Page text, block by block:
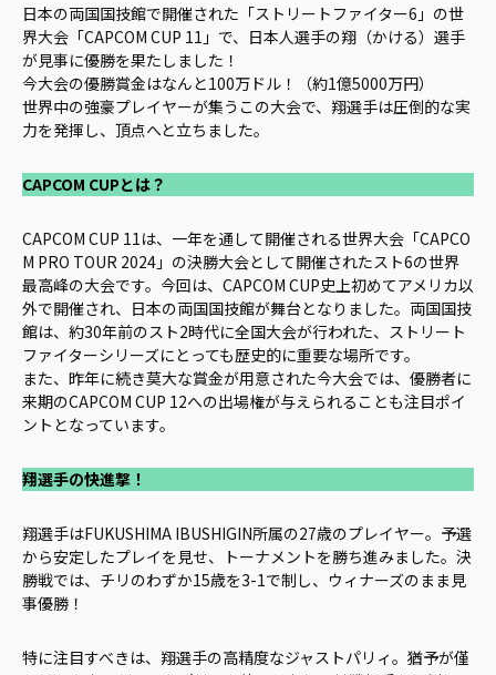
日本の両国国技館で開催された「ストリートファイター6」の世
界大会「CAPCOM CUP 11」で、日本人選手の翔（かける）選手
が見事に優勝を果たしました！
今大会の優勝賞金はなんと100万ドル！（約1億5000万円）
世界中の強豪プレイヤーが集うこの大会で、翔選手は圧倒的な実
力を発揮し、頂点へと立ちました。
CAPCOM CUPとは？
CAPCOM CUP 11は、一年を通して開催される世界大会「CAPCO
M PRO TOUR 2024」の決勝大会として開催されたスト6の世界
最高峰の大会です。今回は、CAPCOM CUP史上初めてアメリカ以
外で開催され、日本の両国国技館が舞台となりました。両国国技
館は、約30年前のスト2時代に全国大会が行われた、ストリート
ファイターシリーズにとっても歴史的に重要な場所です。
また、昨年に続き莫大な賞金が用意された今大会では、優勝者に
来期のCAPCOM CUP 12への出場権が与えられることも注目ポイ
ントとなっています。
翔選手の快進撃！
翔選手はFUKUSHIMA IBUSHIGIN所属の27歳のプレイヤー。予選
から安定したプレイを見せ、トーナメントを勝ち進みました。決
勝戦では、チリのわずか15歳を3-1で制し、ウィナーズのまま見
事優勝！
特に注目すべきは、翔選手の高精度なジャストパリィ。猶予が僅